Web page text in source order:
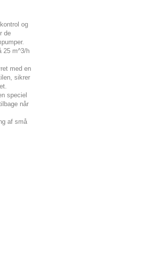
og
de
25 m^3/h
med en
sikrer
speciel
når
af små